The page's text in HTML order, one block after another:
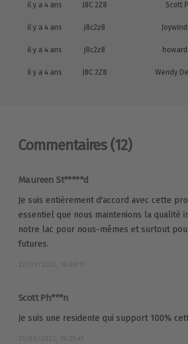
il y a 4 ans J8C 2Z8 Scott
il y a 4 ans j8c2z8
il y a 4 ans j8c2z8
il y a 4 ans J8C 2Z8 Wendy
Commentaires (12)
Maureen St*****d
Je suis entièrement d'accord avec cette
essentiel que nous maintenions la qualité
notre lac pour nous-mêmes et surtout
futures.
22/09/2022, 16:00:17
Scott Ph***n
Je suis une residente qui support 100%
21/09/2022, 19:25:41